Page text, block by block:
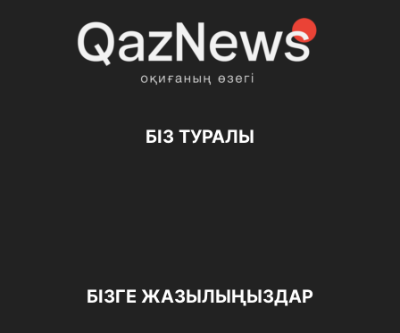
БІЗ ТУРАЛЫ
БІЗГЕ ЖАЗЫЛЫҢЫЗДАР